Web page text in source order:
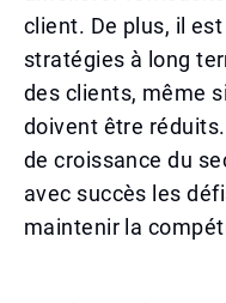
client. De plus, il
stratégies à long
des clients, même
doivent être
de croissance du
avec succès les
maintenir la